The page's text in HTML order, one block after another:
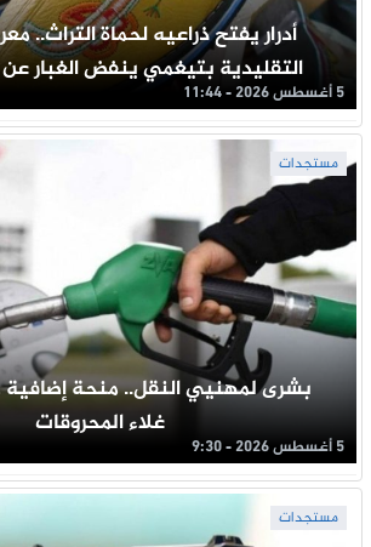
أدرار يفتح ذراعيه لحماة التراث..
التقليدية بتيغمي ينفض الغبار عن
5 أغسطس 2026 - 11:44
مستجدات
بشرى لمهنيي النقل.. منحة إضافية
غلاء المحروقات
5 أغسطس 2026 - 9:30
مستجدات